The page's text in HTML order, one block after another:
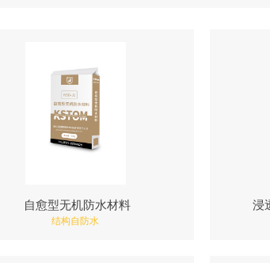
自愈型无机防水材料
结构自防水
浸